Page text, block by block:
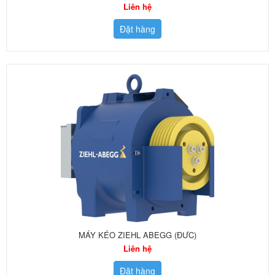
Liên hệ
Đặt hàng
MÁY KÉO ZIEHL ABEGG (ĐƯC)
Liên hệ
Đặt hàng